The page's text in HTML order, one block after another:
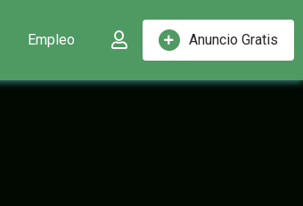
Anuncio Gratis
Empleo